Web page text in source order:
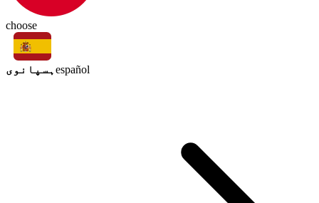
choose
ہسپانوی español